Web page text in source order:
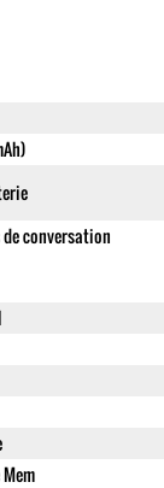
conversation